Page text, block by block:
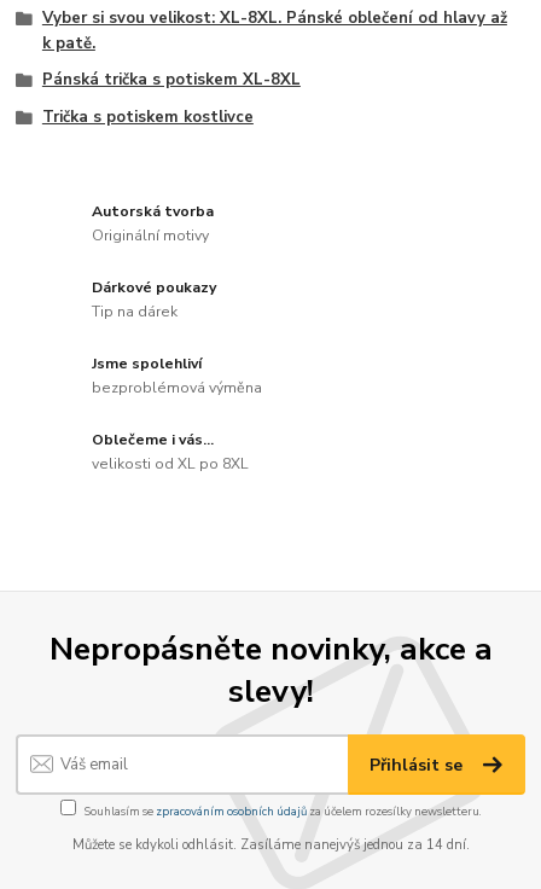
Autorská tvorba
Originální motivy
Dárkové poukazy
Tip na dárek
Jsme spolehliví
bezproblémová výměna
Oblečeme i vás...
velikosti od XL po 8XL
Vyber si svou velikost: XL-8XL. Pánské oblečení od hlavy až
k patě.
Pánská trička s potiskem XL-8XL
Trička s potiskem kostlivce
Nepropásněte novinky, akce a
slevy!
Přihlásit se
Souhlasím se zpracováním osobních údajůza účelem rozesílky newsletteru.
Můžete se kdykoli odhlásit. Zasíláme nanejvýš jednou za 14 dní.